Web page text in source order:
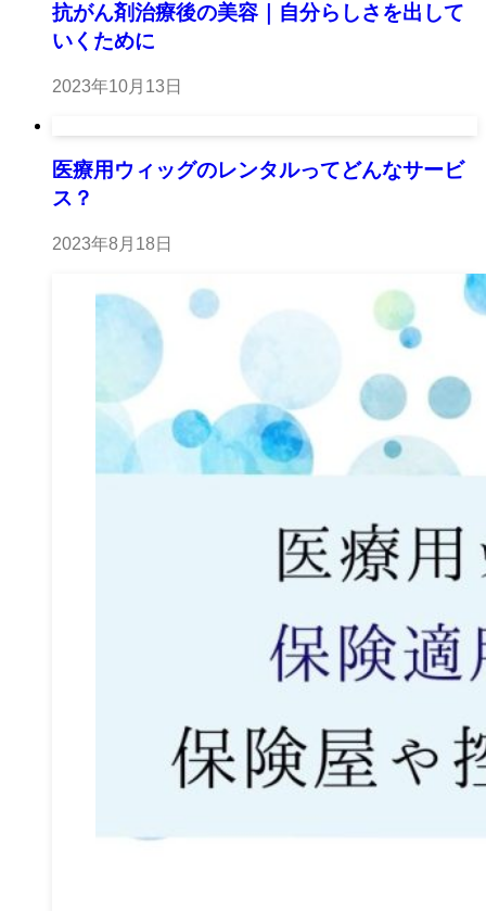
抗がん剤治療後の美容｜自分らしさを出して
いくために
2023年10月13日
医療用ウィッグのレンタルってどんなサービ
ス？
2023年8月18日